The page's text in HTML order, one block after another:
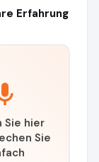
Erfahrung
Sie hier
Sie